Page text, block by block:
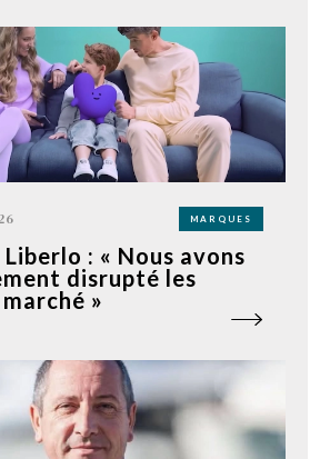
MARQUES
: « Nous avons
disrupté les
»